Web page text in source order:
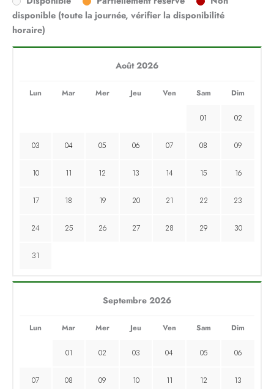
disponible (toute la journée, vérifier la disponibilité
horaire)
Août 2026
Lun Mar Mer Jeu Ven Sam Dim
01 02
03 04 05 06 07 08 09
10 11 12 13 14 15 16
17 18 19 20 21 22 23
24 25 26 27 28 29 30
31
Septembre 2026
Lun Mar Mer Jeu Ven Sam Dim
01 02 03 04 05 06
07 08 09 10 11 12 13